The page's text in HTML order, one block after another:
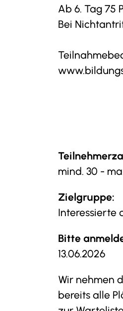
Ab 6. Tag 75
Bei
mind. 30 -
Zielgruppe:
Interessierte
Bitte
13.06.2026
Wir nehmen
bereits alle